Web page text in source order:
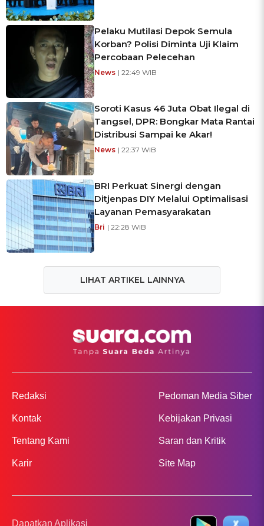
Pelaku Mutilasi Depok Semula
Korban? Polisi Diminta Uji Klaim
Percobaan Pelecehan
News | 22:49 WIB
Soroti Kasus 46 Juta Obat Ilegal di
Tangsel, DPR: Bongkar Mata Rantai
Distribusi Sampai ke Akar!
News | 22:37 WIB
BRI Perkuat Sinergi dengan
Ditjenpas DIY Melalui Optimalisasi
Layanan Pemasyarakatan
Bri | 22:28 WIB
LIHAT ARTIKEL LAINNYA
Redaksi
Kontak
Tentang Kami
Karir
Pedoman Media Siber
Kebijakan Privasi
Saran dan Kritik
Site Map
Dapatkan Aplikasi